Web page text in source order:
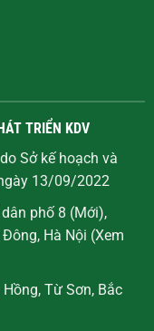
TRIỂN KDV
Sở kế hoạch và
13/09/2022
phố 8 (Mới),
Hà Nội (Xem
Từ Sơn, Bắc